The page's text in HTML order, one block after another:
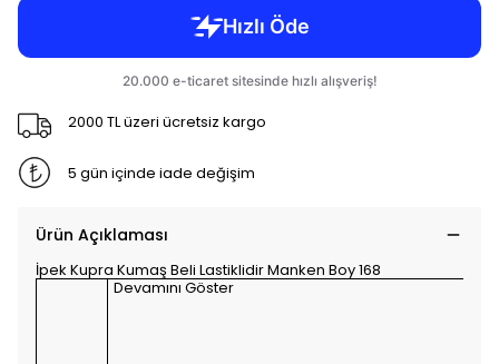
2000 TL üzeri ücretsiz kargo
5 gün içinde iade değişim
Ürün Açıklaması
İpek Kupra Kumaş Beli Lastiklidir Manken Boy 168
Devamını Göster